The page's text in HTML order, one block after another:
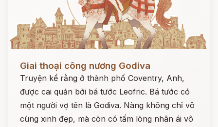
Giai thoại công nương Godiva
Truyện kể rằng ở thành phố Coventry, Anh,
được cai quản bởi bá tước Leofric. Bá tước có
một người vợ tên là Godiva. Nàng không chỉ vô
cùng xinh đẹp, mà còn có tấm lòng nhân ái vô